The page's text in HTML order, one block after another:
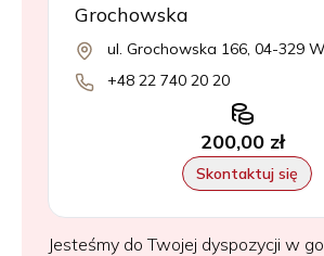
Grochowska
ul. Grochowska 166, 04-329
+48 22 740 20 20
200,00 zł
Skontaktuj się
Jesteśmy do Twojej dyspozycji w